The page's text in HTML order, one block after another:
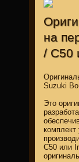
на
/ C50
Suzuki
Это
C50 или